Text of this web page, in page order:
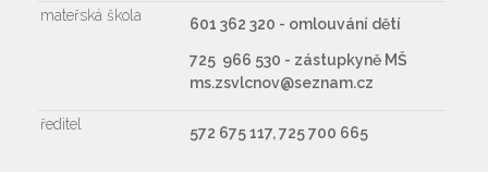
mateřská škola
601 362 320 - omlouvání dětí
725 966 530 - zástupkyně MŠ
ms.zsvlcnov@seznam.cz
ředitel 572 675 117, 725 700 665